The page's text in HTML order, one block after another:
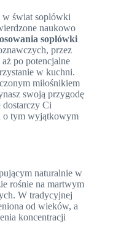
w świat soplówki
naukowo
soplówki
przez
po potencjalne
w kuchni.
miłośnikiem
swoją przygodę
dostarczy Ci
o tym wyjątkowym
naturalnie w
rośnie na martwym
W tradycyjnej
od wieków, a
koncentracji